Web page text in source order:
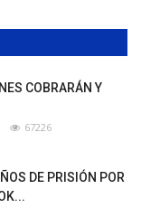
COBRARÁN Y
67226
DE PRISIÓN POR